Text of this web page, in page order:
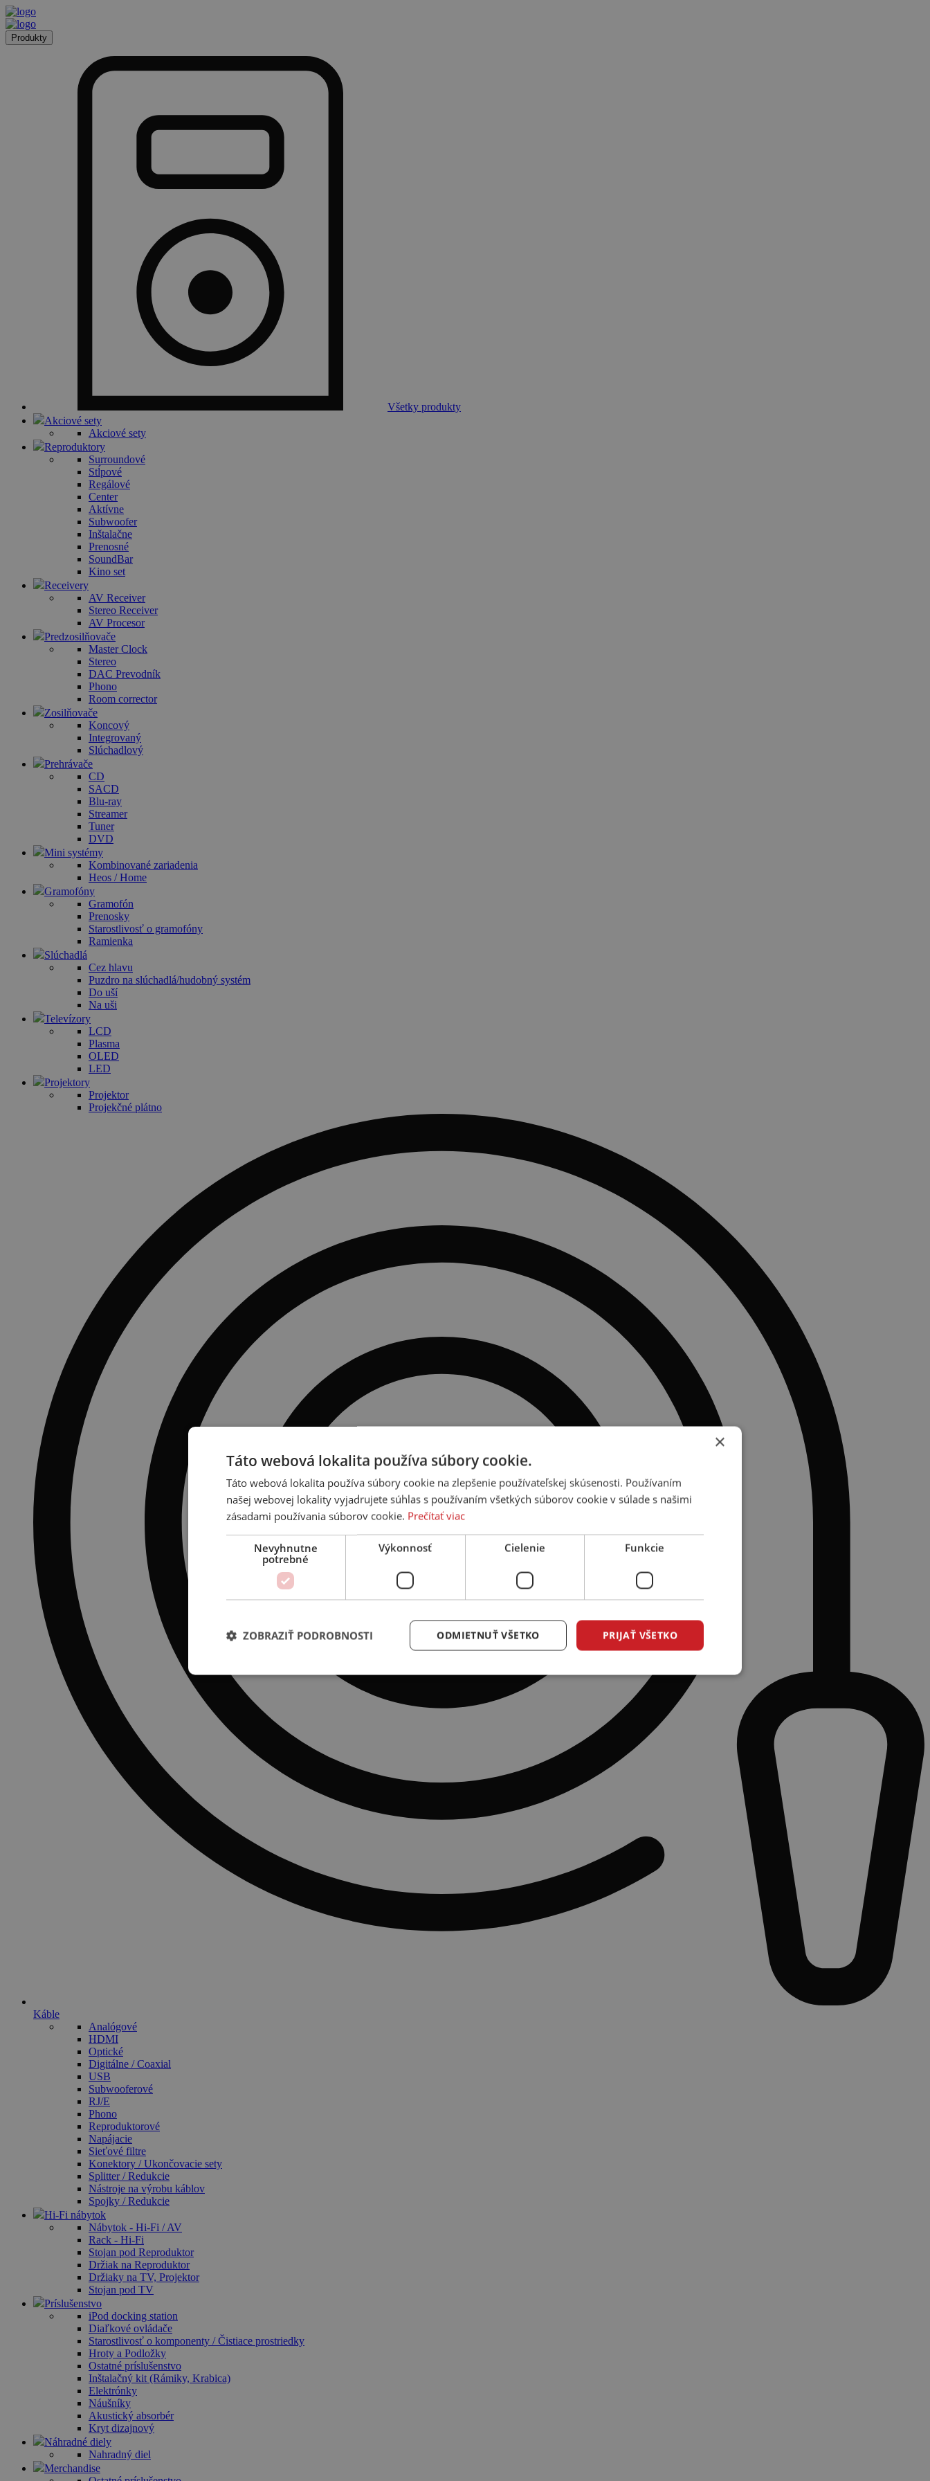
Produkty
Všetky produkty
Akciové sety
Akciové sety
Reproduktory
Surroundové
Stĺpové
Regálové
Center
Aktívne
Subwoofer
Inštalačne
Prenosné
SoundBar
Kino set
Receivery
AV Receiver
Stereo Receiver
AV Procesor
Predzosilňovače
Master Clock
Stereo
DAC Prevodník
Phono
Room corrector
Zosilňovače
Koncový
Integrovaný
Slúchadlový
Prehrávače
CD
SACD
Blu-ray
Streamer
Tuner
DVD
Mini systémy
Kombinované zariadenia
Heos / Home
Gramofóny
Gramofón
Prenosky
Starostlivosť o gramofóny
Ramienka
Slúchadlá
Cez hlavu
Puzdro na slúchadlá/hudobný systém
Do uší
Na uši
Televízory
LCD
Plasma
OLED
LED
Projektory
Projektor
Projekčné plátno
Káble
Analógové
HDMI
Optické
Digitálne / Coaxial
USB
Subwooferové
RJ/E
Phono
Reproduktorové
Napájacie
Sieťové filtre
Konektory / Ukončovacie sety
Splitter / Redukcie
Nástroje na výrobu káblov
Spojky / Redukcie
Hi-Fi nábytok
Nábytok - Hi-Fi / AV
Rack - Hi-Fi
Stojan pod Reproduktor
Držiak na Reproduktor
Držiaky na TV, Projektor
Stojan pod TV
Príslušenstvo
iPod docking station
Diaľkové ovládače
Starostlivosť o komponenty / Čistiace prostriedky
Hroty a Podložky
Ostatné príslušenstvo
Inštalačný kit (Rámiky, Krabica)
Elektrónky
Náušníky
Akustický absorbér
Kryt dizajnový
Náhradné diely
Nahradný diel
Merchandise
×
Táto webová lokalita používa súbory cookie.
Táto webová lokalita používa súbory cookie na zlepšenie používateľskej skúsenosti. Používaním
našej webovej lokality vyjadrujete súhlas s používaním všetkých súborov cookie v súlade s našimi
zásadami používania súborov cookie. Prečítať viac
Nevyhnutne
potrebné
Výkonnosť Cielenie Funkcie
PRIJAŤ VŠETKO
ODMIETNUŤ VŠETKO
ZOBRAZIŤ PODROBNOSTI